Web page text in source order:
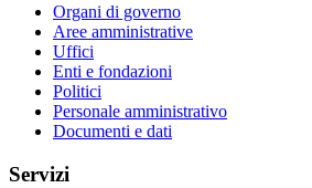
Organi di governo
Aree amministrative
Uffici
Enti e fondazioni
Politici
Personale amministrativo
Documenti e dati
Servizi